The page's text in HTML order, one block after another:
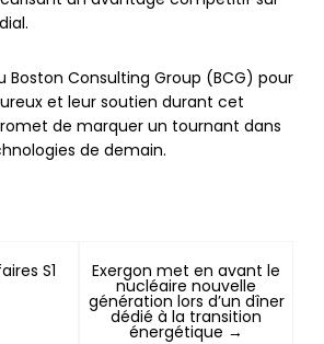
Boston Consulting Group (BCG) pour
et leur soutien durant cet
de marquer un tournant dans
de demain.
S1
Exergon met en avant le
nucléaire nouvelle
génération lors d’un dîner
dédié à la transition
énergétique →